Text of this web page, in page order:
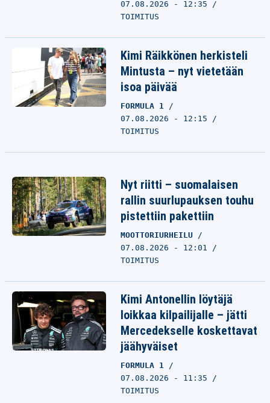
07.08.2026 - 12:35
TOIMITUS
Kimi Räikkönen herkisteli
Mintusta – nyt vietetään
isoa päivää
FORMULA 1
07.08.2026 - 12:15
TOIMITUS
Nyt riitti – suomalaisen
rallin suurlupauksen touhu
pistettiin pakettiin
MOOTTORIURHEILU
07.08.2026 - 12:01
TOIMITUS
Kimi Antonellin löytäjä
loikkaa kilpailijalle – jätti
Mercedekselle koskettavat
jäähyväiset
FORMULA 1
07.08.2026 - 11:35
TOIMITUS